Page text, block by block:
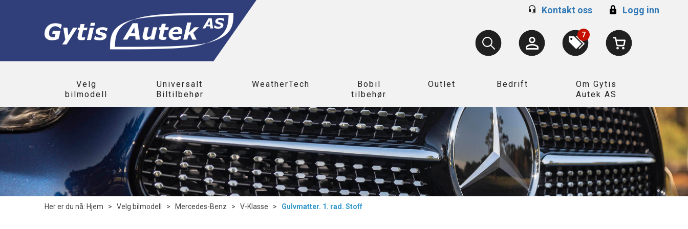
Kontakt oss Logg inn
7
Velg
bilmodell
Universalt
Biltilbehør
WeatherTech
Bobil
tilbehør
Outlet Bedrift
Om Gytis
Autek AS
Her er du nå: Hjem > Velg bilmodell > Mercedes-Benz > V-Klasse > Gulvmatter. 1. rad. Stoff